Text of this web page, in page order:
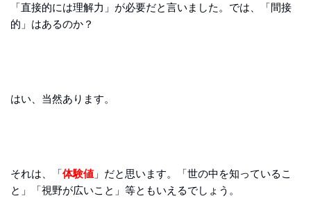
「直接的には理解力」が必要だと言いました。では、「間接
的」はあるのか？
はい、当然あります。
それは、「体験値 」だと思います。「世の中を知っているこ
と」「視野が広いこと」等ともいえるでしょう。